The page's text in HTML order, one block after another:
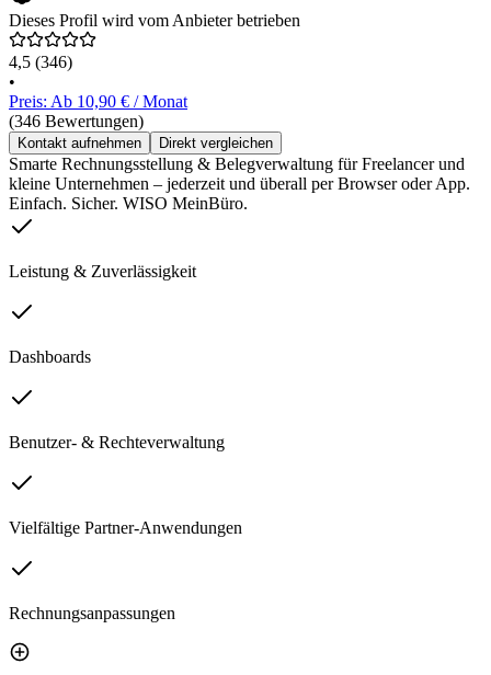
Dieses Profil wird vom Anbieter betrieben
4,5 (346)
•
Preis: Ab 10,90 € / Monat
(346 Bewertungen)
Kontakt aufnehmen Direkt vergleichen
Smarte Rechnungsstellung & Belegverwaltung für Freelancer und
kleine Unternehmen – jederzeit und überall per Browser oder App.
Einfach. Sicher. WISO MeinBüro.
Leistung & Zuverlässigkeit
Dashboards
Benutzer- & Rechteverwaltung
Vielfältige Partner-Anwendungen
Rechnungsanpassungen